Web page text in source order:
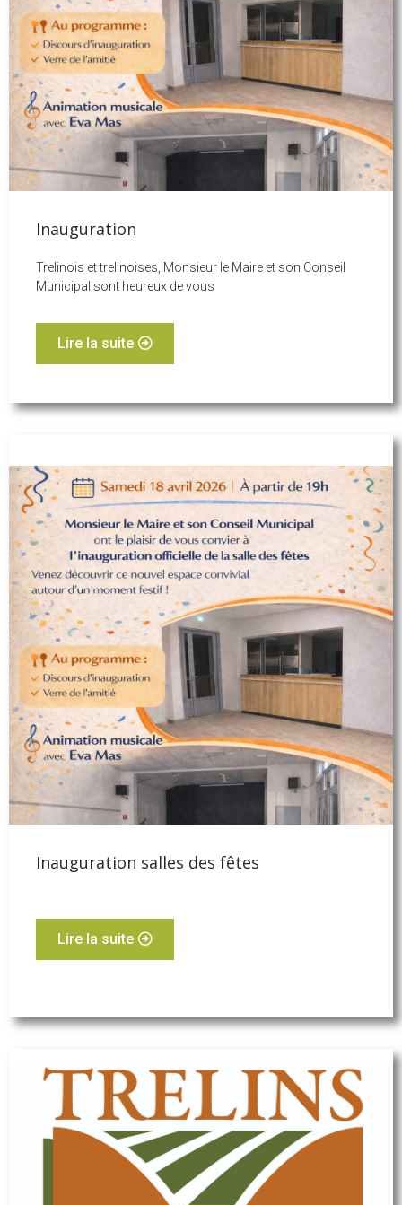
Inauguration
Trelinois et trelinoises, Monsieur le Maire et son Conseil
Municipal sont heureux de vous
Lire la suite
Inauguration salles des fêtes
Lire la suite